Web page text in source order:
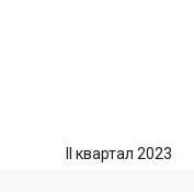
II квартал 2023